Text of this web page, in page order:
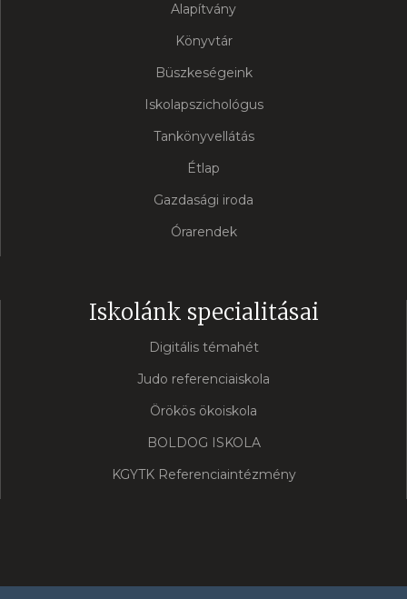
Alapítvány
Könyvtár
Büszkeségeink
Iskolapszichológus
Tankönyvellátás
Étlap
Gazdasági iroda
Órarendek
Iskolánk specialitásai
Digitális témahét
Judo referenciaiskola
Örökös ökoiskola
BOLDOG ISKOLA
KGYTK Referenciaintézmény